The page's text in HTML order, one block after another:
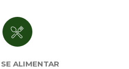
ALIMENTAR